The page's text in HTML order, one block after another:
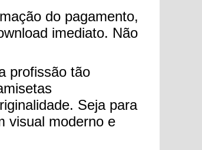
do pagamento,
imediato. Não
profissão tão
Seja para
visual moderno e